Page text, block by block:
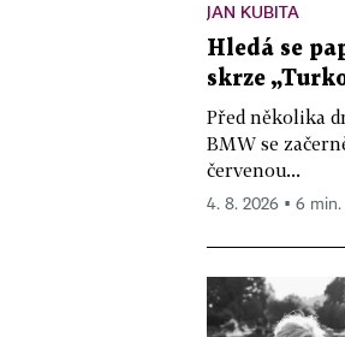
JAN KUBITA
Hledá se
skrze
Před několika
BMW se
červenou...
4. 8. 2026 ▪ 6